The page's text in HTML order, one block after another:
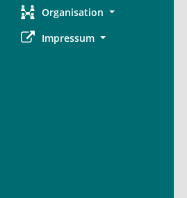
Organisation
Impressum